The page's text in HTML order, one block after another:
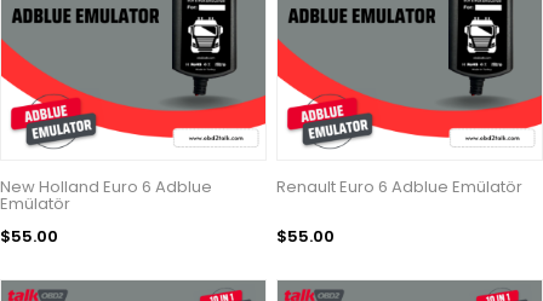
New Holland Euro 6 Adblue
Emülatör
$55.00
Renault Euro 6 Adblue Emülatör
$55.00